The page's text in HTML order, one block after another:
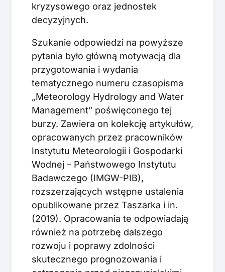
kryzysowego oraz jednostek
decyzyjnych.
Szukanie odpowiedzi na powyższe
pytania było główną motywacją dla
przygotowania i wydania
tematycznego numeru czasopisma
„Meteorology Hydrology and Water
Management” poświęconego tej
burzy. Zawiera on kolekcję artykułów,
opracowanych przez pracowników
Instytutu Meteorologii i Gospodarki
Wodnej – Państwowego Instytutu
Badawczego (IMGW-PIB),
rozszerzających wstępne ustalenia
opublikowane przez Taszarka i in.
(2019). Opracowania te odpowiadają
również na potrzebę dalszego
rozwoju i poprawy zdolności
skutecznego prognozowania i